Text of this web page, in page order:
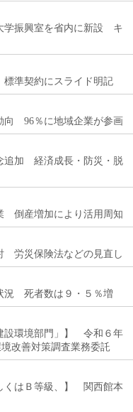
学振興室を省内に新設 キ
準契約にスライド明記
向 96％に地域企業が参画
追加 経済成長・防災・脱
倒産増加により活用周知
労災保険法などの見直し
況 死者数は９・５％増
設環境部門」】 令和６年
改善対策調査業務委託
くはＢ等級、】 関西館本